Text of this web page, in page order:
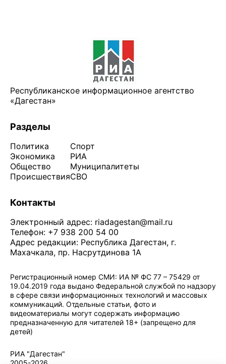
Республиканское информационное агентство
«Дагестан»
Разделы
Политика
Экономика
Общество
Происшествия
Спорт
РИА
Муниципалитеты
СВО
Контакты
Электронный адрес: riadagestan@mail.ru
Телефон: +7 938 200 54 00
Адрес редакции: Республика Дагестан, г.
Махачкала, пр. Насрутдинова 1А
Регистрационный номер СМИ: ИА № ФС 77 – 75429 от
19.04.2019 года выдано Федеральной службой по надзору
в сфере связи информационных технологий и массовых
коммуникаций. Отдельные статьи, фото и
видеоматериалы могут содержать информацию
предназначенную для читателей 18+ (запрещено для
детей)
РИА "Дагестан"